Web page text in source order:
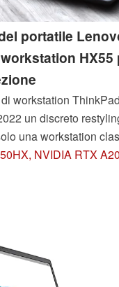
portatile
workstation
un discreto
una workstation
P16 G1. Succede
NVIDIA RTX